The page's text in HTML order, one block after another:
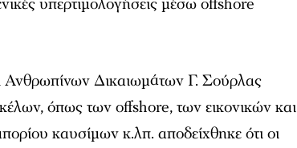
Ανθρωπίνων Δικαιωμάτων Γ. Σούρλας
όπως των offshore, των εικονικών και
καυσίμων κ.λπ. αποδείχθηκε ότι οι